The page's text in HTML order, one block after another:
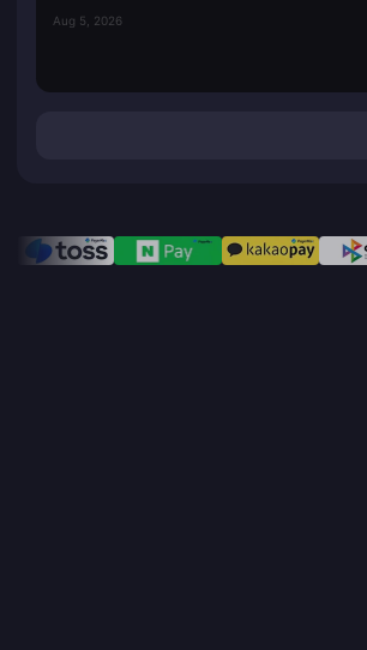
Aug 5, 2026